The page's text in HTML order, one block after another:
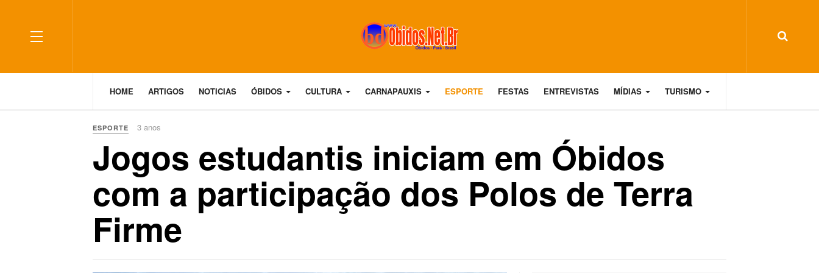
HOME ARTIGOS NOTICIAS ÓBIDOS CULTURA CARNAPAUXIS ESPORTE FESTAS ENTREVISTAS MÍDIAS TURISMO
ESPORTE 3 anos
Jogos estudantis iniciam em Óbidos
com a participação dos Polos de Terra
Firme